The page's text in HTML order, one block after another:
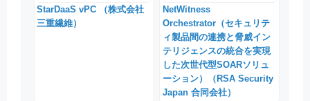
StarDaaS vPC （株式会社
三重繊維）
NetWitness
Orchestrator（セキュリテ
ィ製品間の連携と脅威イン
テリジェンスの統合を実現
した次世代型SOARソリュ
ーション）（RSA Security
Japan 合同会社）